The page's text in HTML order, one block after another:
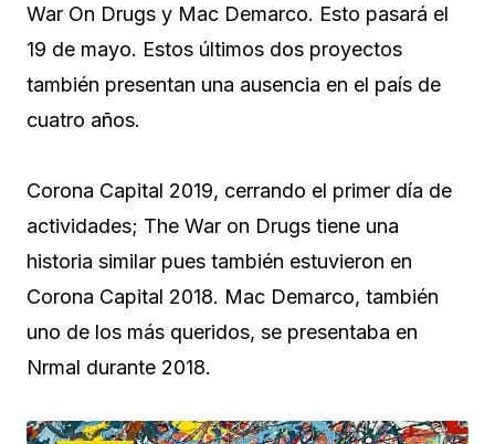
War On Drugs y Mac Demarco. Esto pasará el
19 de mayo. Estos últimos dos proyectos
también presentan una ausencia en el país de
cuatro años.
Corona Capital 2019, cerrando el primer día de
actividades; The War on Drugs tiene una
historia similar pues también estuvieron en
Corona Capital 2018. Mac Demarco, también
uno de los más queridos, se presentaba en
Nrmal durante 2018.